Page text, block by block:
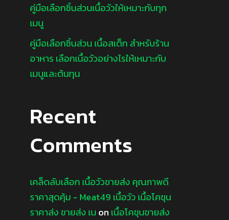
คู่มือเลือกชิ้นส่วนเนื้อวัวให้เหมาะกับทุก
เมนู
คู่มือเลือกชิ้นส่วน เนื้อสเต็ก สำหรับร้าน
อาหาร เลือกเนื้อวัวอย่างไรให้เหมาะกับ
เมนูและต้นทุน
Recent
Comments
เคล็ดลับเลือก เนื้อวัวขายส่ง คุณภาพดี
ราคาสุดคุ้ม - Meat49 เนื้อวัว เนื้อโคขุน
ราคาส่ง ขายส่ง เน on เนื้อโคขุนขายส่ง